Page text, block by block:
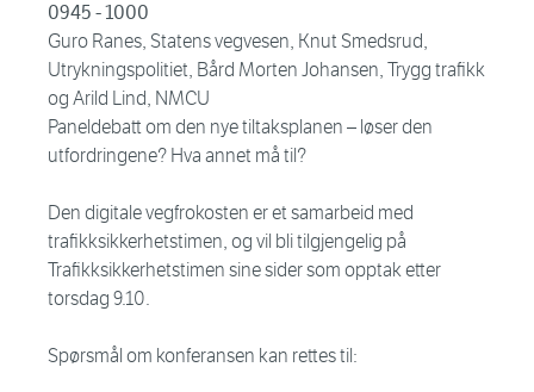
0945 - 1000
Guro Ranes, Statens vegvesen, Knut Smedsrud,
Utrykningspolitiet, Bård Morten Johansen, Trygg trafikk
og Arild Lind, NMCU
Paneldebatt om den nye tiltaksplanen – løser den
utfordringene? Hva annet må til?
Den digitale vegfrokosten er et samarbeid med
trafikksikkerhetstimen, og vil bli tilgjengelig på
Trafikksikkerhetstimen sine sider som opptak etter
torsdag 9.10.
Spørsmål om konferansen kan rettes til: